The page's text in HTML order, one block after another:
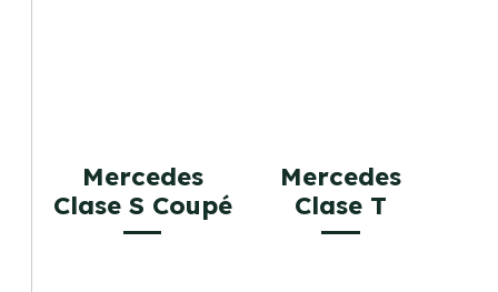
Mercedes
Clase S Coupé
Mercedes
Clase T